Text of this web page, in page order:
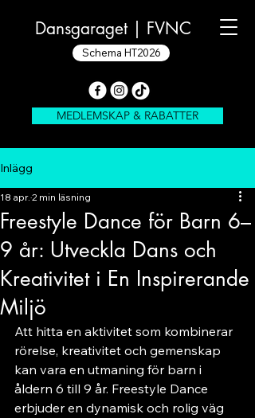
Dansgaraget | FVNC
Schema HT2026
MEDLEMSKAP & RABATTER
Inlägg
Freestyle Dance för Barn 6–
9 år: Utveckla Dans och
Kreativitet i En Inspirerande
Miljö
18 apr. 2 min läsning
Att hitta en aktivitet som kombinerar
rörelse, kreativitet och gemenskap
kan vara en utmaning för barn i
åldern 6 till 9 år. Freestyle Dance
erbjuder en dynamisk och rolig väg